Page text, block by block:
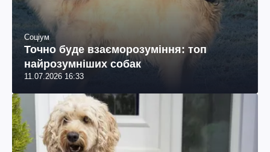
Соціум
Точно буде взаєморозуміння: топ
найрозумніших собак
11.07.2026 16:33